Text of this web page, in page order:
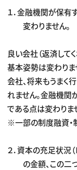
１．金融機関が保有
変わりません。
良い会社（返済して
基本姿勢は変わりま
会社、将来もうまく
れません。金融機関
である点は変わりま
※一部の制度融資・
２．資本の充足状況（
の金額、この二